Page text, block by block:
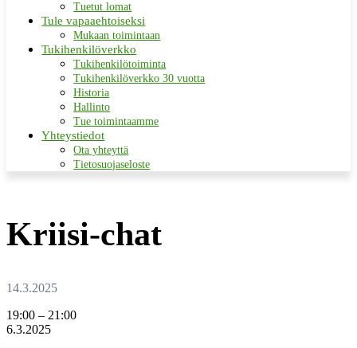
Tuetut lomat
Tule vapaaehtoiseksi
Mukaan toimintaan
Tukihenkilöverkko
Tukihenkilötoiminta
Tukihenkilöverkko 30 vuotta
Historia
Hallinto
Tue toimintaamme
Yhteystiedot
Ota yhteyttä
Tietosuojaseloste
Kriisi-chat
Kriisi-
chat
19:00 – 21:00
6.3.2025